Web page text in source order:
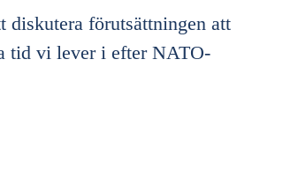
diskutera förutsättningen att
tid vi lever i efter NATO-